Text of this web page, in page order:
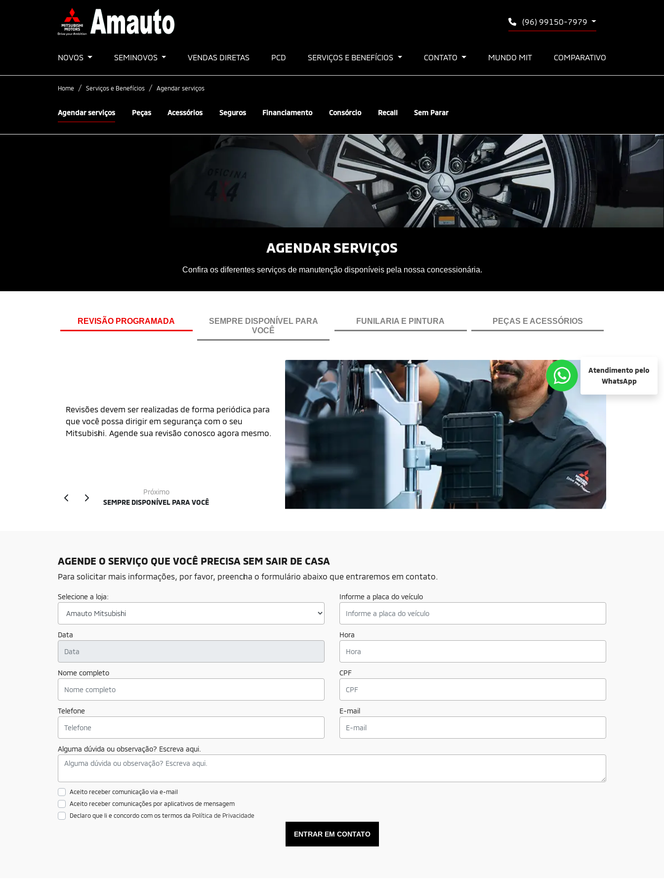
(96) 99150-7979
NOVOS SEMINOVOS VENDAS DIRETAS PCD SERVIÇOS E BENEFÍCIOS CONTATO MUNDO MIT COMPARATIVO
Home Serviços e Benefícios Agendar serviços
Agendar serviços Peças Acessórios Seguros Financiamento Consórcio Recall Sem Parar
AGENDAR SERVIÇOS
Confira os diferentes serviços de manutenção disponíveis pela nossa concessionária.
REVISÃO PROGRAMADA
SEMPRE DISPONÍVEL PARA
VOCÊ
FUNILARIA E PINTURA PEÇAS E ACESSÓRIOS
Revisões devem ser realizadas de forma periódica para
que você possa dirigir em segurança com o seu
Mitsubishi. Agende sua revisão conosco agora mesmo.
Próximo
SEMPRE DISPONÍVEL PARA VOCÊ
AGENDE O SERVIÇO QUE VOCÊ PRECISA SEM SAIR DE CASA
Para solicitar mais informações, por favor, preencha o formulário abaixo que entraremos em contato.
Selecione a loja: Informe a placa do veículo
Data Hora
Nome completo CPF
Telefone E-mail
Alguma dúvida ou observação? Escreva aqui.
Aceito receber comunicação via e-mail
Aceito receber comunicações por aplicativos de mensagem
Declaro que li e concordo com os termos da Política de Privacidade
ENTRAR EM CONTATO
Atendimento pelo
WhatsApp